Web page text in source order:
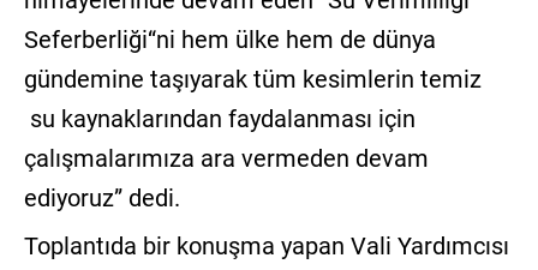
Seferberliği“ni hem ülke hem de dünya
gündemine taşıyarak tüm kesimlerin temiz
su kaynaklarından faydalanması için
çalışmalarımıza ara vermeden devam
ediyoruz” dedi.
Toplantıda bir konuşma yapan Vali Yardımcısı